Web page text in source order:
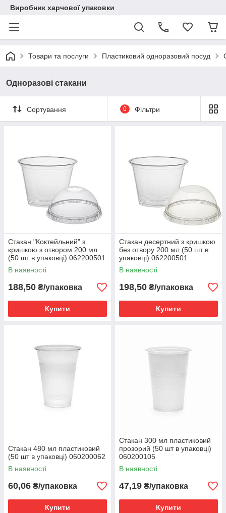
Виробник харчової упаковки
Товари та послуги Пластиковий одноразовий посуд
Одноразові стакани
Сортування 0 Фільтри
Стакан "Коктейльний" з
кришкою з отвором 200 мл
(50 шт в упаковці) 062200501
В наявності
188,50 ₴/упаковка
Купити
Стакан десертний з кришкою
без отвору 200 мл (50 шт в
упаковці) 062200501
В наявності
198,50 ₴/упаковка
Купити
Стакан 480 мл пластиковий
(50 шт в упаковці) 060200062
В наявності
60,06 ₴/упаковка
Купити
Стакан 300 мл пластиковий
прозорий (50 шт в упаковці)
060200105
В наявності
47,19 ₴/упаковка
Купити